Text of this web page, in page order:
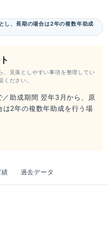
し、長期の場合は2年の複数年助成
、見落としやすい事項を整理してい
ださい。
助成期間 翌年3月から、原
は2年の複数年助成を行う場
過去データ